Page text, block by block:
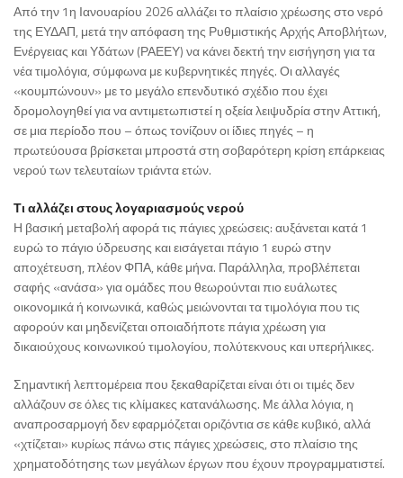
Από την 1η Ιανουαρίου 2026 αλλάζει το πλαίσιο χρέωσης στο νερό
της ΕΥΔΑΠ, μετά την απόφαση της Ρυθμιστικής Αρχής Αποβλήτων,
Ενέργειας και Υδάτων (ΡΑΕΕΥ) να κάνει δεκτή την εισήγηση για τα
νέα τιμολόγια, σύμφωνα με κυβερνητικές πηγές. Οι αλλαγές
«κουμπώνουν» με το μεγάλο επενδυτικό σχέδιο που έχει
δρομολογηθεί για να αντιμετωπιστεί η οξεία λειψυδρία στην Αττική,
σε μια περίοδο που – όπως τονίζουν οι ίδιες πηγές – η
πρωτεύουσα βρίσκεται μπροστά στη σοβαρότερη κρίση επάρκειας
νερού των τελευταίων τριάντα ετών.
Τι αλλάζει στους λογαριασμούς νερού
Η βασική μεταβολή αφορά τις πάγιες χρεώσεις: αυξάνεται κατά 1
ευρώ το πάγιο ύδρευσης και εισάγεται πάγιο 1 ευρώ στην
αποχέτευση, πλέον ΦΠΑ, κάθε μήνα. Παράλληλα, προβλέπεται
σαφής «ανάσα» για ομάδες που θεωρούνται πιο ευάλωτες
οικονομικά ή κοινωνικά, καθώς μειώνονται τα τιμολόγια που τις
αφορούν και μηδενίζεται οποιαδήποτε πάγια χρέωση για
δικαιούχους κοινωνικού τιμολογίου, πολύτεκνους και υπερήλικες.
Σημαντική λεπτομέρεια που ξεκαθαρίζεται είναι ότι οι τιμές δεν
αλλάζουν σε όλες τις κλίμακες κατανάλωσης. Με άλλα λόγια, η
αναπροσαρμογή δεν εφαρμόζεται οριζόντια σε κάθε κυβικό, αλλά
«χτίζεται» κυρίως πάνω στις πάγιες χρεώσεις, στο πλαίσιο της
χρηματοδότησης των μεγάλων έργων που έχουν προγραμματιστεί.